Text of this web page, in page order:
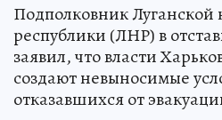
Подполковник Луганской
республики (ЛНР) в
заявил, что власти
создают невыносимые
отказавшихся от